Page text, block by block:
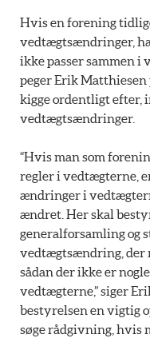
Hvis en forening
vedtægtsændringer,
ikke passer sammen i
peger Erik Matthiesen
kigge ordentligt efter,
vedtægtsændringer.
“Hvis man som
regler i vedtægterne,
ændringer i
ændret. Her skal
generalforsamling og
vedtægtsændring, der
sådan der ikke er
vedtægterne,” siger
bestyrelsen en vigtig
søge rådgivning, hvis